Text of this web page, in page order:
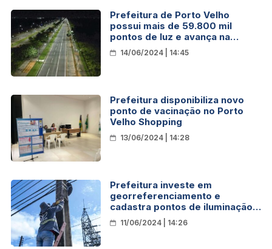
Prefeitura de Porto Velho
possui mais de 59.800 mil
pontos de luz e avança na
padronização com luminárias de
LED
14/06/2024 | 14:45
Prefeitura disponibiliza novo
ponto de vacinação no Porto
Velho Shopping
13/06/2024 | 14:28
Prefeitura investe em
georreferenciamento e
cadastra pontos de iluminação
para reduzir custos e agilizar
serviços
11/06/2024 | 14:26